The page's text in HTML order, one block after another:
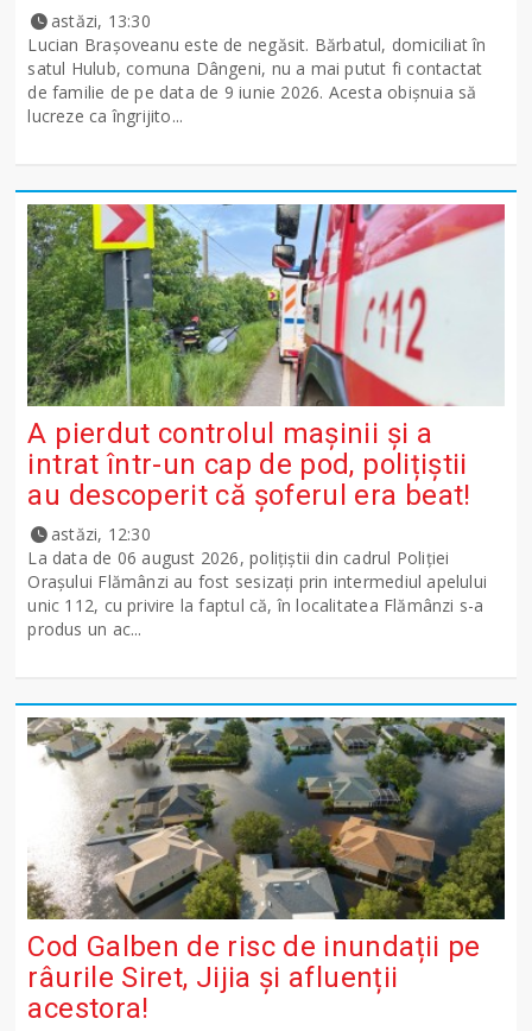
astăzi, 13:30
Lucian Brașoveanu este de negăsit. Bărbatul, domiciliat în
satul Hulub, comuna Dângeni, nu a mai putut fi contactat
de familie de pe data de 9 iunie 2026. Acesta obișnuia să
lucreze ca îngrijito...
A pierdut controlul mașinii și a
intrat într-un cap de pod, polițiștii
au descoperit că șoferul era beat!
astăzi, 12:30
La data de 06 august 2026, polițiștii din cadrul Poliției
Orașului Flămânzi au fost sesizați prin intermediul apelului
unic 112, cu privire la faptul că, în localitatea Flămânzi s-a
produs un ac...
Cod Galben de risc de inundații pe
râurile Siret, Jijia și afluenții
acestora!